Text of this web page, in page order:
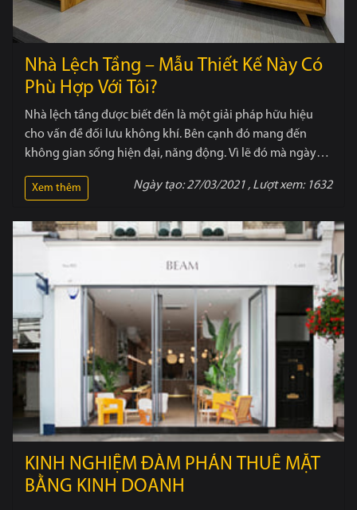
Nhà Lệch Tầng – Mẫu Thiết Kế Này Có
Phù Hợp Với Tôi?
Nhà lệch tầng được biết đến là một giải pháp hữu hiệu
cho vấn đề đối lưu không khí. Bên cạnh đó mang đến
không gian sống hiện đại, năng động. Vì lẽ đó mà ngày
Xem thêm Ngày tạo:27/03/2021 , Lượt xem: 1632
KINH NGHIỆM ĐÀM PHÁN THUÊ MẶT
BẰNG KINH DOANH